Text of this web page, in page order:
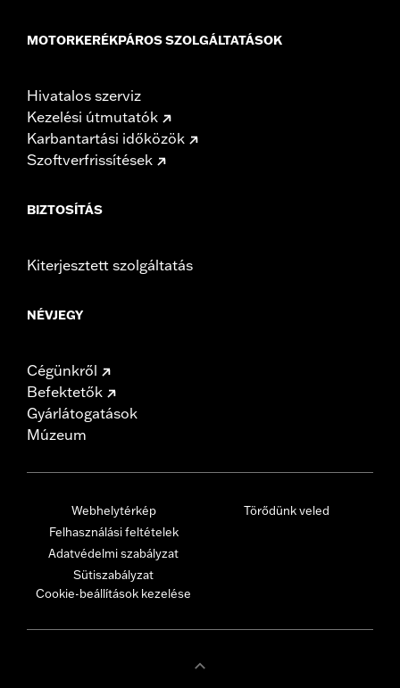
MOTORKERÉKPÁROS SZOLGÁLTATÁSOK
Hivatalos szerviz
Kezelési útmutatók
Karbantartási időközök
Szoftverfrissítések
BIZTOSÍTÁS
Kiterjesztett szolgáltatás
NÉVJEGY
Cégünkről
Befektetők
Gyárlátogatások
Múzeum
Webhelytérkép
Felhasználási feltételek
Adatvédelmi szabályzat
Sütiszabályzat
Cookie-beállítások kezelése
Törődünk veled